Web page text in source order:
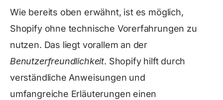
Wie bereits oben erwähnt, ist es möglich,
Shopify ohne technische Vorerfahrungen zu
nutzen. Das liegt vorallem an der
Benutzerfreundlichkeit. Shopify hilft durch
verständliche Anweisungen und
umfangreiche Erläuterungen einen